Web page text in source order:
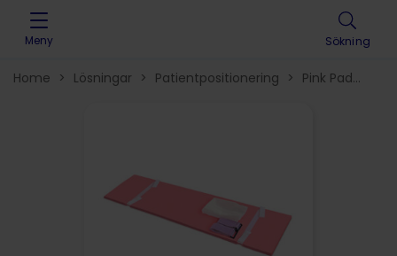
Skip to content
Meny Sökning
Home > Lösningar > Patientpositionering > Pink Pad